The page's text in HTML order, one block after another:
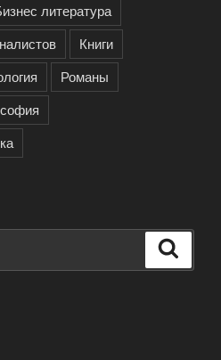
литература
Книги
Романы